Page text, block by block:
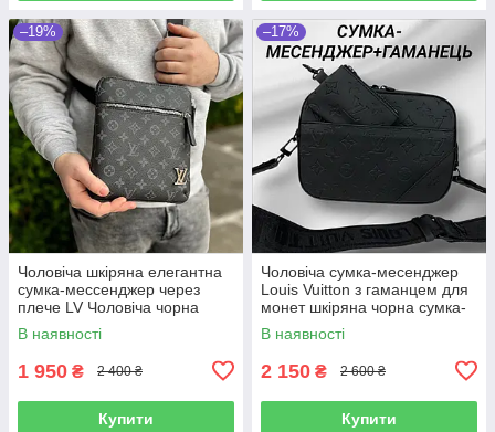
–19%
Чоловіча шкіряна елегантна
сумка-мессенджер через
плече LV Чоловіча чорна
плечева сумка луї віттон
В наявності
1 950 ₴ 2 400 ₴
Купити
–17%
Чоловіча сумка-месенджер
Louis Vuitton з гаманцем для
монет шкіряна чорна сумка-
планшет через плече луї
22см
В наявності
2 150 ₴ 2 600 ₴
Купити